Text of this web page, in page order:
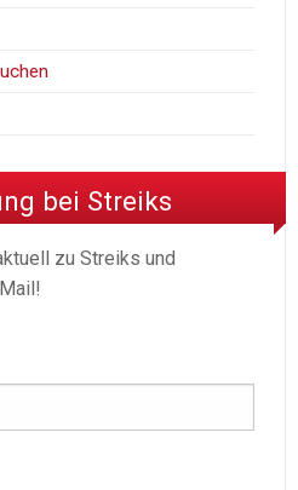
bei Streiks
zu Streiks und